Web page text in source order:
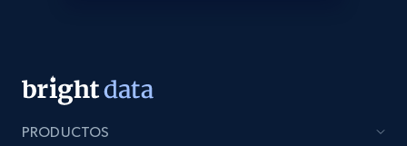
Lazada - Products
URL, Title, Rating, Reviews, Initial price, Final
PRODUCTOS